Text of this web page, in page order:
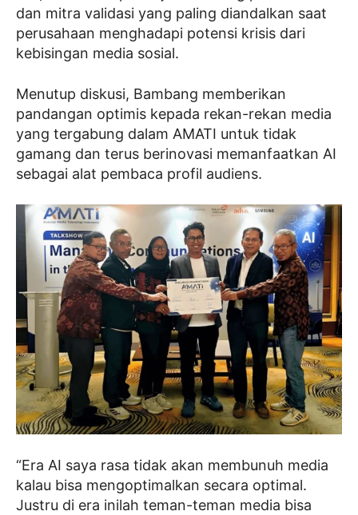
dan mitra validasi yang paling diandalkan saat
perusahaan menghadapi potensi krisis dari
kebisingan media sosial.
Menutup diskusi, Bambang memberikan
pandangan optimis kepada rekan-rekan media
yang tergabung dalam AMATI untuk tidak
gamang dan terus berinovasi memanfaatkan AI
sebagai alat pembaca profil audiens.
“Era AI saya rasa tidak akan membunuh media
kalau bisa mengoptimalkan secara optimal.
Justru di era inilah teman-teman media bisa